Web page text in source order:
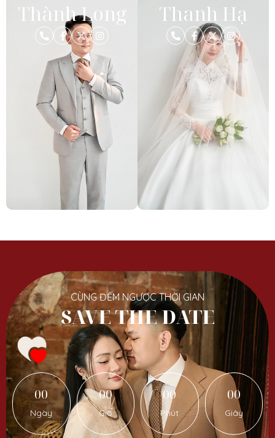
Thành Long Thanh Hạ
CÙNG ĐẾM NGƯỢC THỜI GIAN
SAVE THE DATE
00
Ngày
00
Giờ
00
Phút
00
Giây